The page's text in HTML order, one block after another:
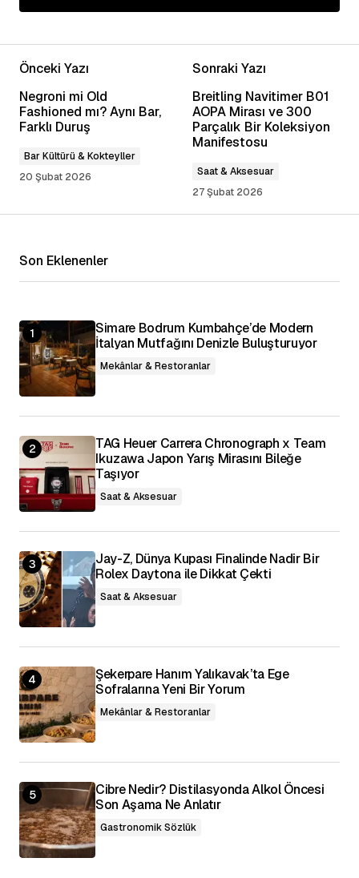
Yorum ekle
E-posta adresiniz yayınlanmayacak.
Gerekli
alanlar *ile işaretlenmişlerdir
Daha sonraki yorumlarımda kullanılması için
adım, e-posta adresim ve site adresim bu
tarayıcıya kaydedilsin.
Yorumu Gönder
Önceki Yazı
Negroni mi Old
Fashioned mı? Aynı Bar,
Farklı Duruş
Bar Kültürü & Kokteyller
20 Şubat 2026
Sonraki Yazı
Breitling Navitimer B01
AOPA Mirası ve 300
Parçalık Bir Koleksiyon
Manifestosu
Saat & Aksesuar
27 Şubat 2026
Son Eklenenler
Simare Bodrum Kumbahçe’de Modern
İtalyan Mutfağını Denizle Buluşturuyor
Mekânlar & Restoranlar
TAG Heuer Carrera Chronograph x Team
Ikuzawa Japon Yarış Mirasını Bileğe
Taşıyor
Saat & Aksesuar
Jay-Z, Dünya Kupası Finalinde Nadir Bir
Rolex Daytona ile Dikkat Çekti
Saat & Aksesuar
Şekerpare Hanım Yalıkavak’ta Ege
Sofralarına Yeni Bir Yorum
Mekânlar & Restoranlar
Cibre Nedir? Distilasyonda Alkol Öncesi
Son Aşama Ne Anlatır
Gastronomik Sözlük